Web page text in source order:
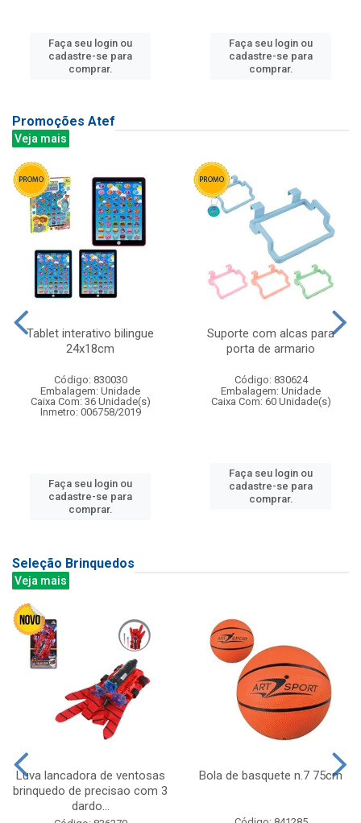
Faça seu login ou
cadastre-se para
comprar.
Faça seu login ou
cadastre-se para
comprar.
Promoções Atef
Veja mais
Tablet interativo bilingue
24x18cm
Código: 830030
Embalagem: Unidade
Caixa Com: 36 Unidade(s)
Inmetro: 006758/2019
Faça seu login ou
cadastre-se para
comprar.
Suporte com alcas para
porta de armario
Código: 830624
Embalagem: Unidade
Caixa Com: 60 Unidade(s)
Faça seu login ou
cadastre-se para
comprar.
Seleção Brinquedos
Veja mais
Luva lancadora de ventosas
brinquedo de precisao com 3
dardo...
Bola de basquete n.7 75cm